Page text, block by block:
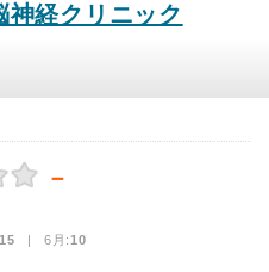
神経クリニック
－
15 | 6月:10